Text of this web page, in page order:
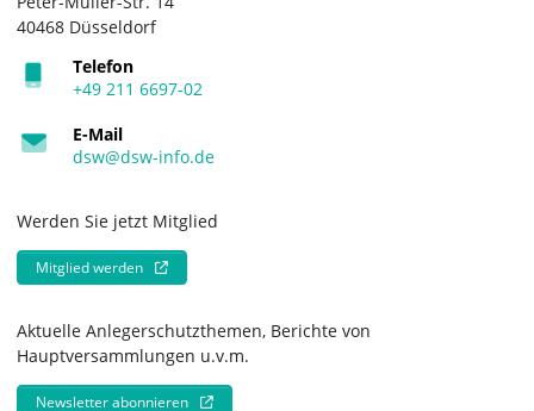
40468 Düsseldorf
Telefon
+49 211 6697-02
E-Mail
dsw@dsw-info.de
Werden Sie jetzt Mitglied
Mitglied werden
Aktuelle Anlegerschutzthemen, Berichte von
Hauptversammlungen u.v.m.
Newsletter abonnieren